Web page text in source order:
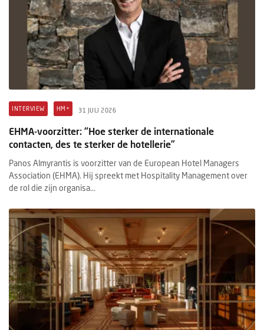
INTERVIEW HM+ 31 JULI 2026
EHMA-voorzitter: “Hoe sterker de internationale
contacten, des te sterker de hotellerie”
Panos Almyrantis is voorzitter van de European Hotel Managers
Association (EHMA). Hij spreekt met Hospitality Management over
de rol die zijn organisa...